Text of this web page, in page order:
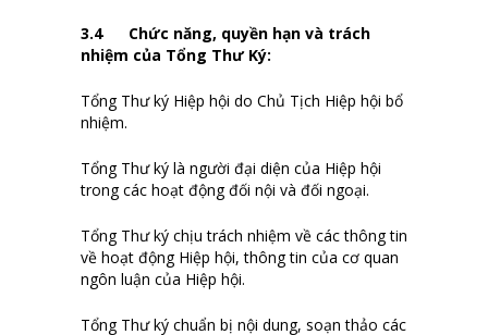
3.4Chức năng, quyền hạn và trách
nhiệm của Tổng Thư K‎ý:
Tổng Thư ký Hiệp hội do Chủ Tịch Hiệp hội bổ
nhiệm.
Tổng Thư ký là người đại diện của Hiệp hội
trong các hoạt động đối nội và đối ngoại.
Tổng Thư ký chịu trách nhiệm về các thông tin
về hoạt động Hiệp hội, thông tin của cơ quan
ngôn luận của Hiệp hội.
Tổng Thư ký chuẩn bị nội dung, soạn thảo các